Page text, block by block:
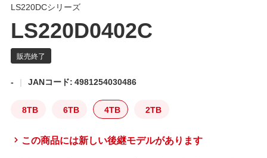
LS220DCシリーズ
LS220D0402C
- JANコード: 4981254030486
8TB 6TB 4TB 2TB
この商品には新しい後継モデルがあります